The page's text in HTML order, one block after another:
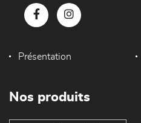
Présentation
Nos produits